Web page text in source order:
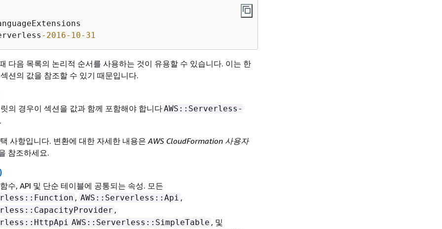
-2016-10-31
다음 목록의 논리적 순서를 사용하는 것이 유용할 수 있습니다. 이는 한
션의 값을 참조할 수 있기 때문입니다.
의 경우이 섹션을 값과 함께 포함해야 합니다AWS::Serverless-
.
사항입니다. 변환에 대한 자세한 내용은AWS CloudFormation 사용자
참조하세요.
수, API 및 단순 테이블에 공통되는 속성. 모든
, AWS::Serverless::Api ,
,
AWS::Serverless::SimpleTable , 및